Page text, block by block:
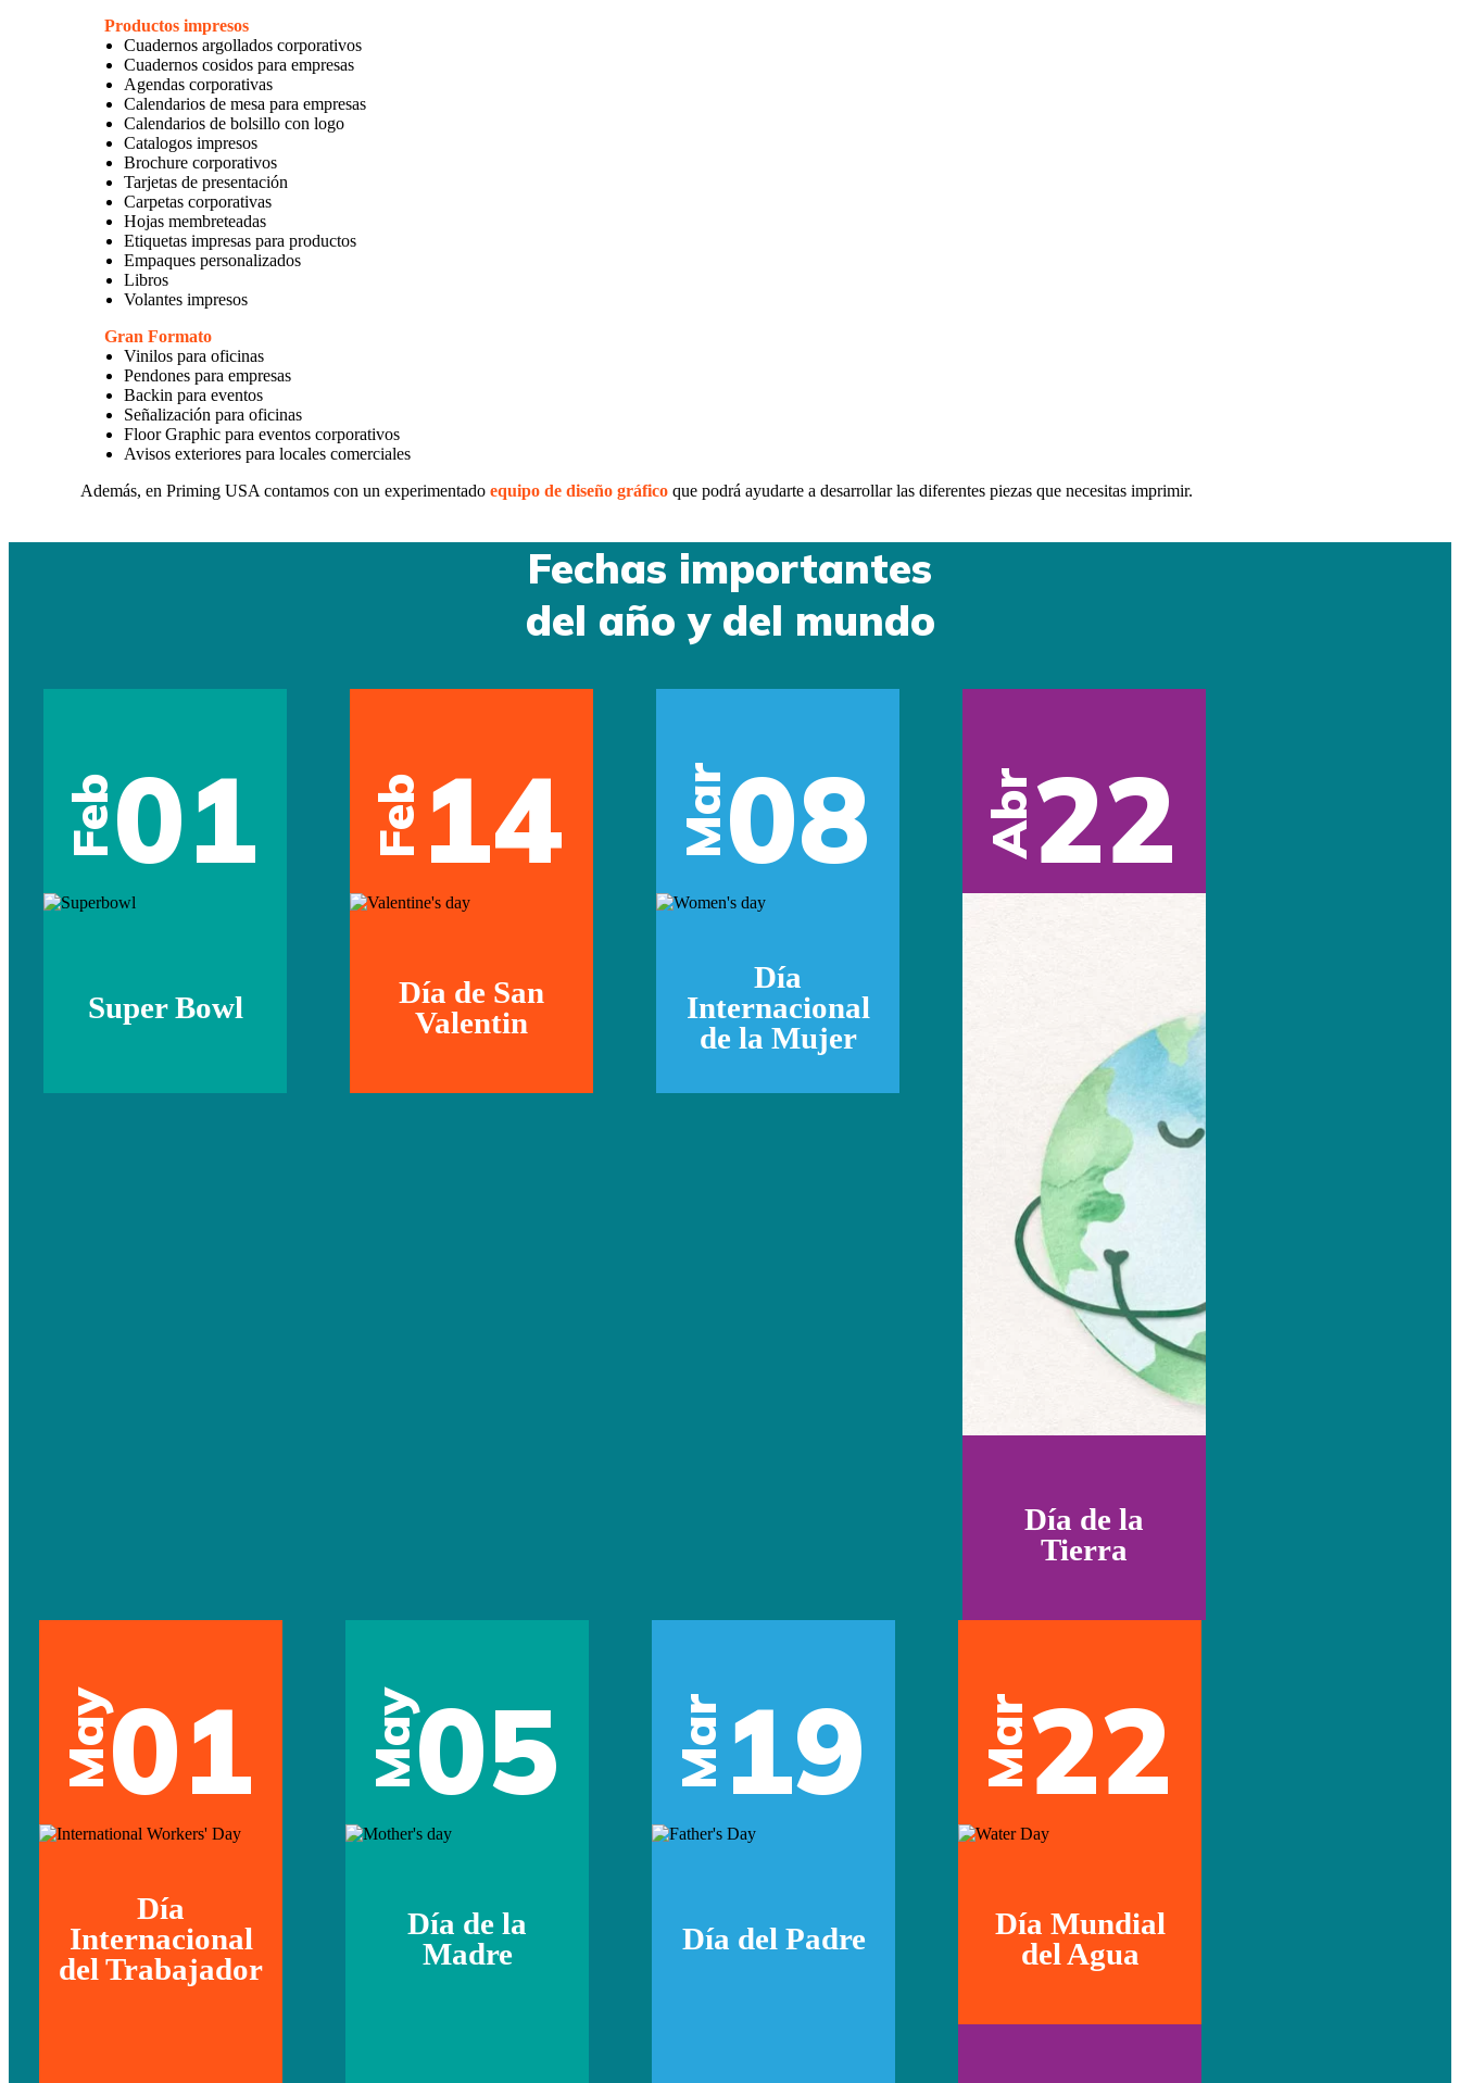
Productos impresos
Cuadernos argollados corporativos
Cuadernos cosidos para empresas
Agendas corporativas
Calendarios de mesa para empresas
Calendarios de bolsillo con logo
Catalogos impresos
Brochure corporativos
Tarjetas de presentación
Carpetas corporativas
Hojas membreteadas
Etiquetas impresas para productos
Empaques personalizados
Libros
Volantes impresos
Gran Formato
Vinilos para oficinas
Pendones para empresas
Backin para eventos
Señalización para oficinas
Floor Graphic para eventos corporativos
Avisos exteriores para locales comerciales
Además, en Priming USA contamos con un experimentadoequipo de diseño gráfico que podrá ayudarte a desarrollar las diferentes piezas que necesitas imprimir.
Fechas importantes
del año y del mundo
Feb01
Super Bowl
Feb 14
Día de San
Valentin
Mar08
Día
Internacional
de la Mujer
Abr22
Día de la
Tierra
May01
Día
Internacional
del Trabajador
May05
Día de la
Madre
Mar19
Día del Padre
Mar22
Día Mundial
del Agua